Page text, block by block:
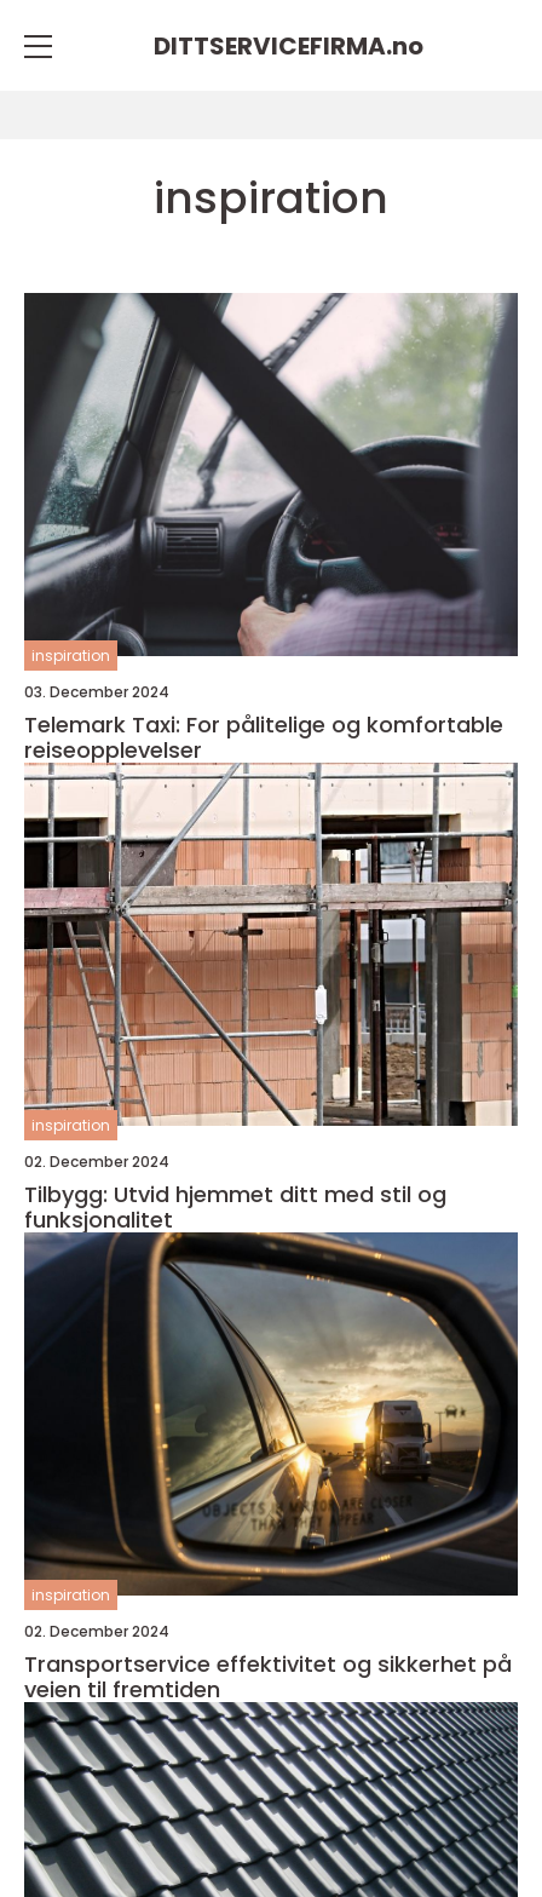
DITTSERVICEFIRMA.no
inspiration
inspiration
03. December 2024
Telemark Taxi: For pålitelige og komfortable
reiseopplevelser
inspiration
02. December 2024
Tilbygg: Utvid hjemmet ditt med stil og
funksjonalitet
inspiration
02. December 2024
Transportservice effektivitet og sikkerhet på
veien til fremtiden